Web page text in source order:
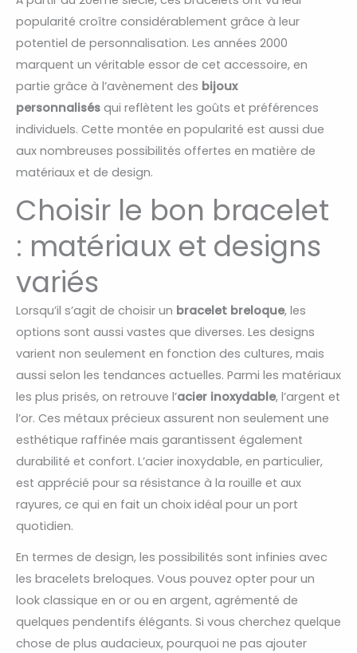
popularité croître considérablement grâce à leur
potentiel de personnalisation. Les années 2000
marquent un véritable essor de cet accessoire, en
partie grâce à l’avènement des bijoux
personnalisés qui reflètent les goûts et préférences
individuels. Cette montée en popularité est aussi due
aux nombreuses possibilités offertes en matière de
matériaux et de design.
Choisir le bon bracelet
: matériaux et designs
variés
Lorsqu’il s’agit de choisir un bracelet breloque, les
options sont aussi vastes que diverses. Les designs
varient non seulement en fonction des cultures, mais
aussi selon les tendances actuelles. Parmi les matériaux
les plus prisés, on retrouve l’acier inoxydable, l’argent et
l’or. Ces métaux précieux assurent non seulement une
esthétique raffinée mais garantissent également
durabilité et confort. L’acier inoxydable, en particulier,
est apprécié pour sa résistance à la rouille et aux
rayures, ce qui en fait un choix idéal pour un port
quotidien.
En termes de design, les possibilités sont infinies avec
les bracelets breloques. Vous pouvez opter pour un
look classique en or ou en argent, agrémenté de
quelques pendentifs élégants. Si vous cherchez quelque
chose de plus audacieux, pourquoi ne pas ajouter